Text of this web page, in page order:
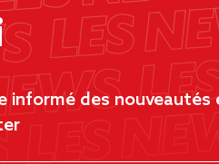
informé des nouveautés